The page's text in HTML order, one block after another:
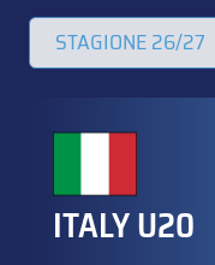
ITALY U20